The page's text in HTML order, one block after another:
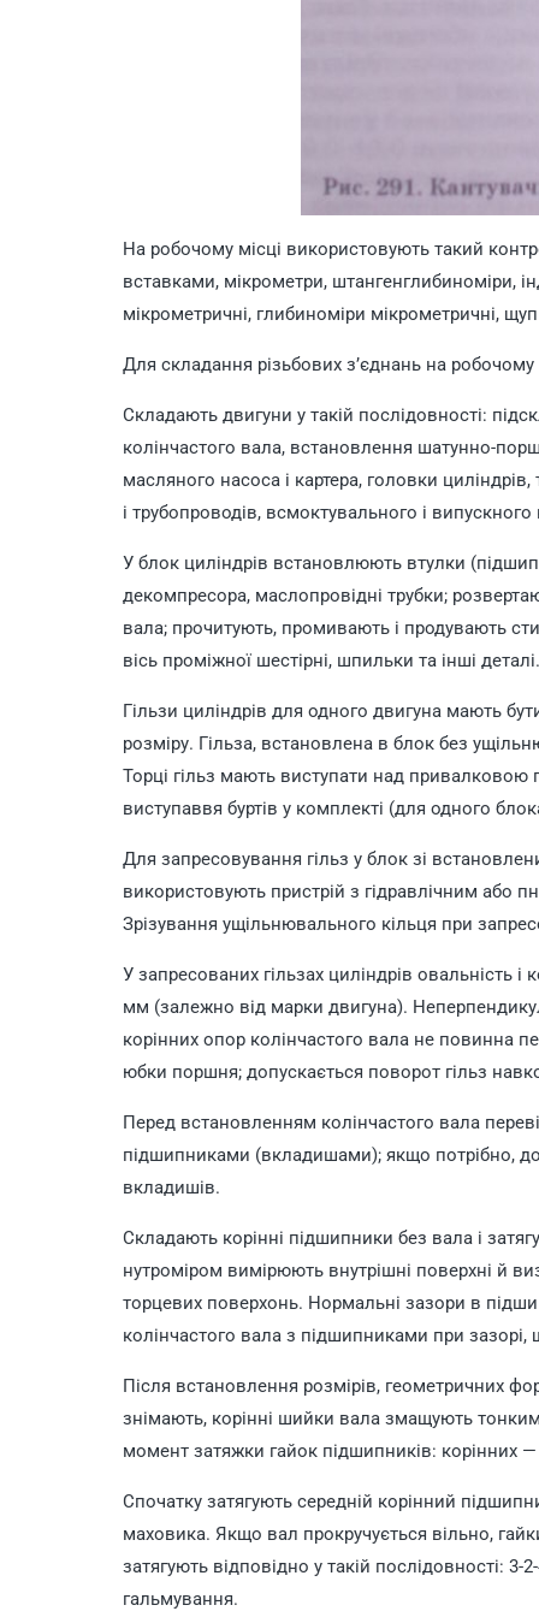
На робочому місці використовують такий
вставками, мікрометри, штангенглибиноміри,
мікрометричні, глибиноміри мікрометричні,
Для складання різьбових з’єднань на
Складають двигуни у такій послідовності:
колінчастого вала, встановлення шатунно-
масляного насоса і картера, головки
і трубопроводів, всмоктувального і
У блок циліндрів встановлюють втулки
декомпресора, маслопровідні трубки;
вала; прочитують, промивають і продувають
вісь проміжної шестірні, шпильки та інші деталі.
Гільзи циліндрів для одного двигуна мають
розміру. Гільза, встановлена в блок без
Торці гільз мають виступати над привалковою
виступаввя буртів у комплекті (для одного
Для запресовування гільз у блок зі
використовують пристрій з гідравлічним або
Зрізування ущільнювального кільця при
У запресованих гільзах циліндрів овальність
мм (залежно від марки двигуна).
корінних опор колінчастого вала не повинна
юбки поршня; допускається поворот гільз
Перед встановленням колінчастого вала
підшипниками (вкладишами); якщо потрібно,
вкладишів.
Складають корінні підшипники без вала і
нутроміром вимірюють внутрішні поверхні й
торцевих поверхонь. Нормальні зазори в
колінчастого вала з підшипниками при
Після встановлення розмірів, геометричних
знімають, корінні шийки вала змащують
момент затяжки гайок підшипників: корінних
Спочатку затягують середній корінний
маховика. Якщо вал прокручується вільно,
затягують відповідно у такій послідовності:
гальмування.